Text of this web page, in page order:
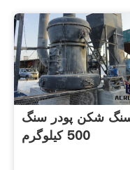
شکن پودر سنگ
500 کیلوگرم